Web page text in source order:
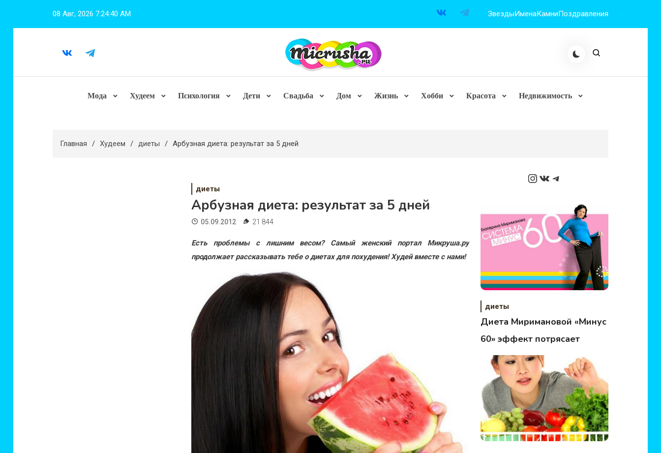
08 Авг, 2026 7:24:41 AM ЗвездыИменаКамниПоздравления
Мода Худеем Психология Дети Свадьба Дом Жизнь Хобби Красота Недвижимость
Главная Худеем диеты Арбузная диета: результат за 5 дней
диеты
Арбузная диета: результат за 5 дней
05.09.2012 21 844
Есть проблемы с лишним весом? Самый женский портал Микруша.ру
продолжает рассказывать тебе о диетах для похудения! Худей вместе с нами!
Instagram
ВКонтакте
Telegram
диеты
Диета Миримановой «Минус
60» эффект потрясает